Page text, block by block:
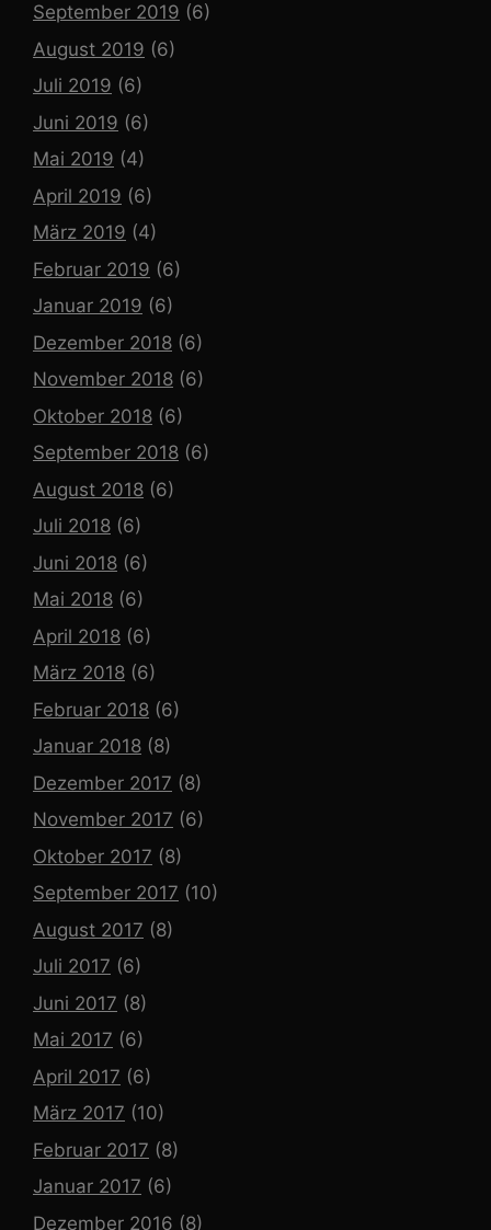
September 2019 (6)
August 2019 (6)
Juli 2019 (6)
Juni 2019 (6)
Mai 2019 (4)
April 2019 (6)
März 2019 (4)
Februar 2019 (6)
Januar 2019 (6)
Dezember 2018 (6)
November 2018 (6)
Oktober 2018 (6)
September 2018 (6)
August 2018 (6)
Juli 2018 (6)
Juni 2018 (6)
Mai 2018 (6)
April 2018 (6)
März 2018 (6)
Februar 2018 (6)
Januar 2018 (8)
Dezember 2017 (8)
November 2017 (6)
Oktober 2017 (8)
September 2017 (10)
August 2017 (8)
Juli 2017 (6)
Juni 2017 (8)
Mai 2017 (6)
April 2017 (6)
März 2017 (10)
Februar 2017 (8)
Januar 2017 (6)
Dezember 2016 (8)